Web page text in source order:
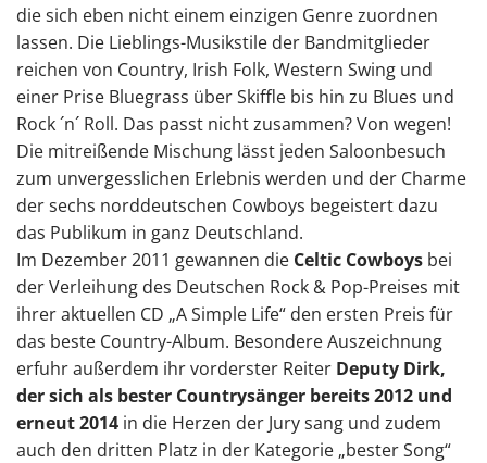
die sich eben nicht einem einzigen Genre zuordnen
lassen. Die Lieblings-Musikstile der Bandmitglieder
reichen von Country, Irish Folk, Western Swing und
einer Prise Bluegrass über Skiffle bis hin zu Blues und
Rock ´n´ Roll. Das passt nicht zusammen? Von wegen!
Die mitreißende Mischung lässt jeden Saloonbesuch
zum unvergesslichen Erlebnis werden und der Charme
der sechs norddeutschen Cowboys begeistert dazu
das Publikum in ganz Deutschland.
Im Dezember 2011 gewannen die Celtic Cowboys bei
der Verleihung des Deutschen Rock & Pop-Preises mit
ihrer aktuellen CD „A Simple Life“ den ersten Preis für
das beste Country-Album. Besondere Auszeichnung
erfuhr außerdem ihr vorderster Reiter Deputy Dirk,
der sich als bester Countrysänger bereits 2012 und
erneut 2014 in die Herzen der Jury sang und zudem
auch den dritten Platz in der Kategorie „bester Song“